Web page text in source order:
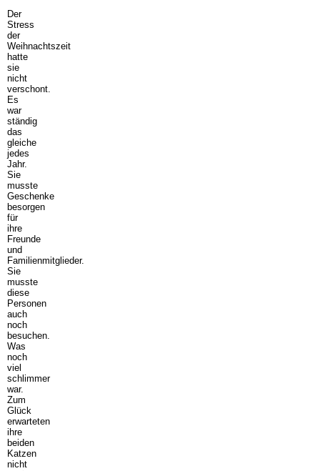
Der
Stress
der
Weihnachtszeit
hatte
sie
nicht
verschont.
Es
war
ständig
das
gleiche
jedes
Jahr.
Sie
musste
Geschenke
besorgen
für
ihre
Freunde
und
Familienmitglieder.
Sie
musste
diese
Personen
auch
noch
besuchen.
Was
noch
viel
schlimmer
war.
Zum
Glück
erwarteten
ihre
beiden
Katzen
nicht